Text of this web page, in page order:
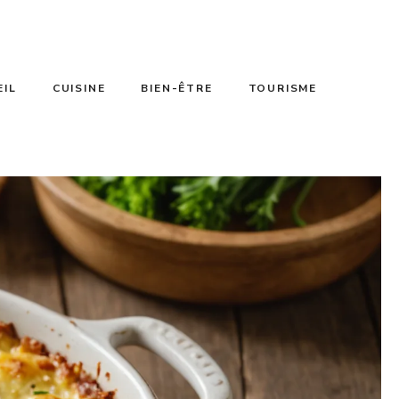
CUISINE BIEN-ÊTRE TOURISME